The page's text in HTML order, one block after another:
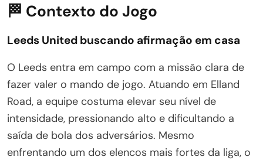
🏁 Contexto do Jogo
Leeds United buscando afirmação em casa
O Leeds entra em campo com a missão clara de
fazer valer o mando de jogo. Atuando em Elland
Road, a equipe costuma elevar seu nível de
intensidade, pressionando alto e dificultando a
saída de bola dos adversários. Mesmo
enfrentando um dos elencos mais fortes da liga, o